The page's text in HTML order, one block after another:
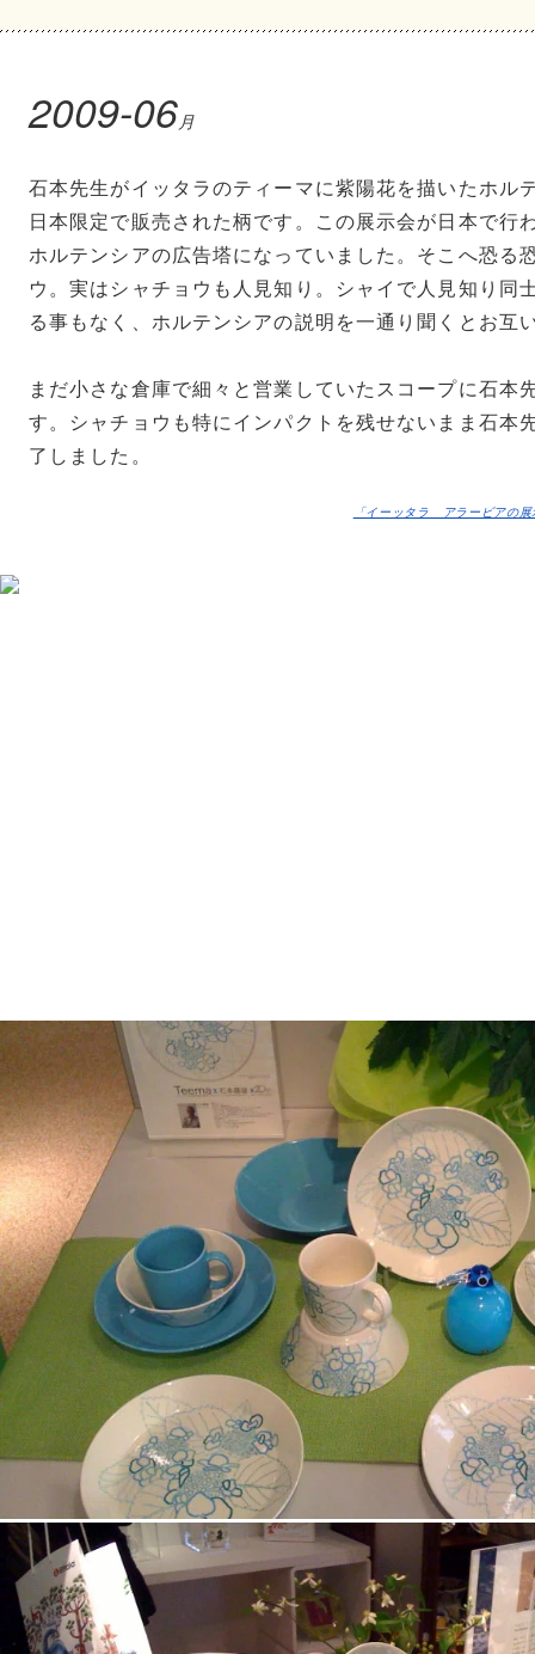
2009-06月
石本先生がイッタラのティーマに紫陽花を描いたホル
日本限定で販売された柄です。この展示会が日本で行
ホルテンシアの広告塔になっていました。そこへ恐る
ウ。実はシャチョウも人見知り。シャイで人見知り同
る事もなく、ホルテンシアの説明を一通り聞くとお互
まだ小さな倉庫で細々と営業していたスコープに石本
す。シャチョウも特にインパクトを残せないまま石本
了しました。
「イーッタラ アラービアの